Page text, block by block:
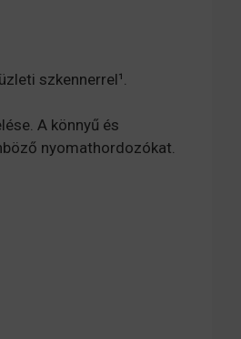
szkennerrel¹.
A könnyű és
nyomathordozókat.